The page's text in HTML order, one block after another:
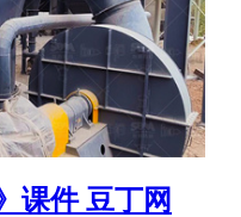
课件 豆丁网